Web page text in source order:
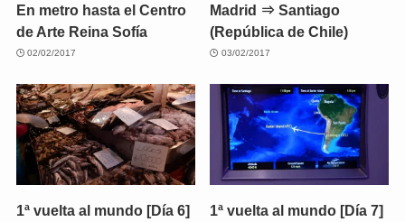
En metro hasta el Centro
de Arte Reina Sofía
02/02/2017
Madrid ⇒ Santiago
(República de Chile)
03/02/2017
1ª vuelta al mundo [Día 6]
1ª vuelta al mundo [Día 7]